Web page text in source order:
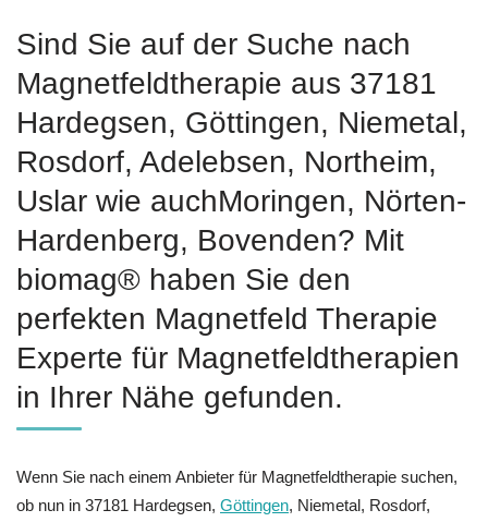
Sind Sie auf der Suche nach
Magnetfeldtherapie aus 37181
Hardegsen, Göttingen, Niemetal,
Rosdorf, Adelebsen, Northeim,
Uslar wie auchMoringen, Nörten-
Hardenberg, Bovenden? Mit
biomag® haben Sie den
perfekten Magnetfeld Therapie
Experte für Magnetfeldtherapien
in Ihrer Nähe gefunden.
Wenn Sie nach einem Anbieter für Magnetfeldtherapie suchen,
ob nun in 37181 Hardegsen, Göttingen, Niemetal, Rosdorf,